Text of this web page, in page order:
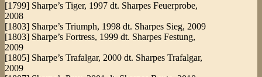
[1799] Sharpe’s Tiger, 1997 dt. Sharpes Feuerprobe,
2008
[1803] Sharpe’s Triumph, 1998 dt. Sharpes Sieg, 2009
[1803] Sharpe’s Fortress, 1999 dt. Sharpes Festung,
2009
[1805] Sharpe’s Trafalgar, 2000 dt. Sharpes Trafalgar,
2009